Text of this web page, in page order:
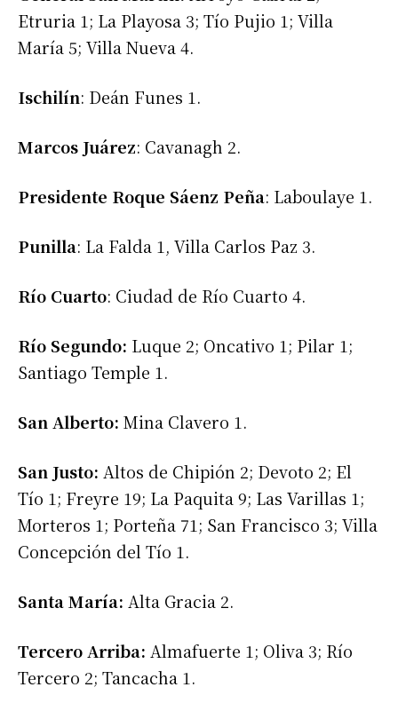
Etruria 1; La Playosa 3; Tío Pujio 1; Villa
María 5; Villa Nueva 4.
Ischilín: Deán Funes 1.
Marcos Juárez: Cavanagh 2.
Presidente Roque Sáenz Peña: Laboulaye 1.
Punilla: La Falda 1, Villa Carlos Paz 3.
Río Cuarto: Ciudad de Río Cuarto 4.
Río Segundo: Luque 2; Oncativo 1; Pilar 1;
Santiago Temple 1.
San Alberto: Mina Clavero 1.
San Justo: Altos de Chipión 2; Devoto 2; El
Tío 1; Freyre 19; La Paquita 9; Las Varillas 1;
Morteros 1; Porteña 71; San Francisco 3; Villa
Concepción del Tío 1.
Santa María: Alta Gracia 2.
Tercero Arriba: Almafuerte 1; Oliva 3; Río
Tercero 2; Tancacha 1.